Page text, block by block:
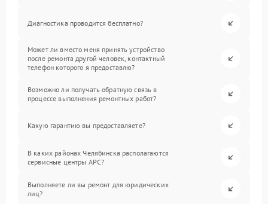
Диагностика проводится бесплатно?
Может ли вместо меня принять устройство
после ремонта другой человек, контактный
телефон которого я предоставлю?
Возможно ли получать обратную связь в
процессе выполнения ремонтных работ?
Какую гарантию вы предоставляете?
В каких районах Челябинска располагаются
сервисные центры APC?
Выполняете ли вы ремонт для юридических
лиц?